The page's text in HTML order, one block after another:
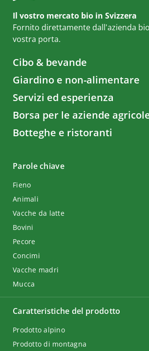
Il vostro mercato bio in Svizzera
Fornito direttamente dall'azienda
vostra porta.
Cibo & bevande
Giardino e non-alimentare
Servizi ed esperienza
Borsa per le aziende
Botteghe e ristoranti
Parole chiave
Fieno
Animali
Vacche da latte
Bovini
Pecore
Concimi
Vacche madri
Mucca
Caratteristiche del prodotto
Prodotto alpino
Prodotto di montagna